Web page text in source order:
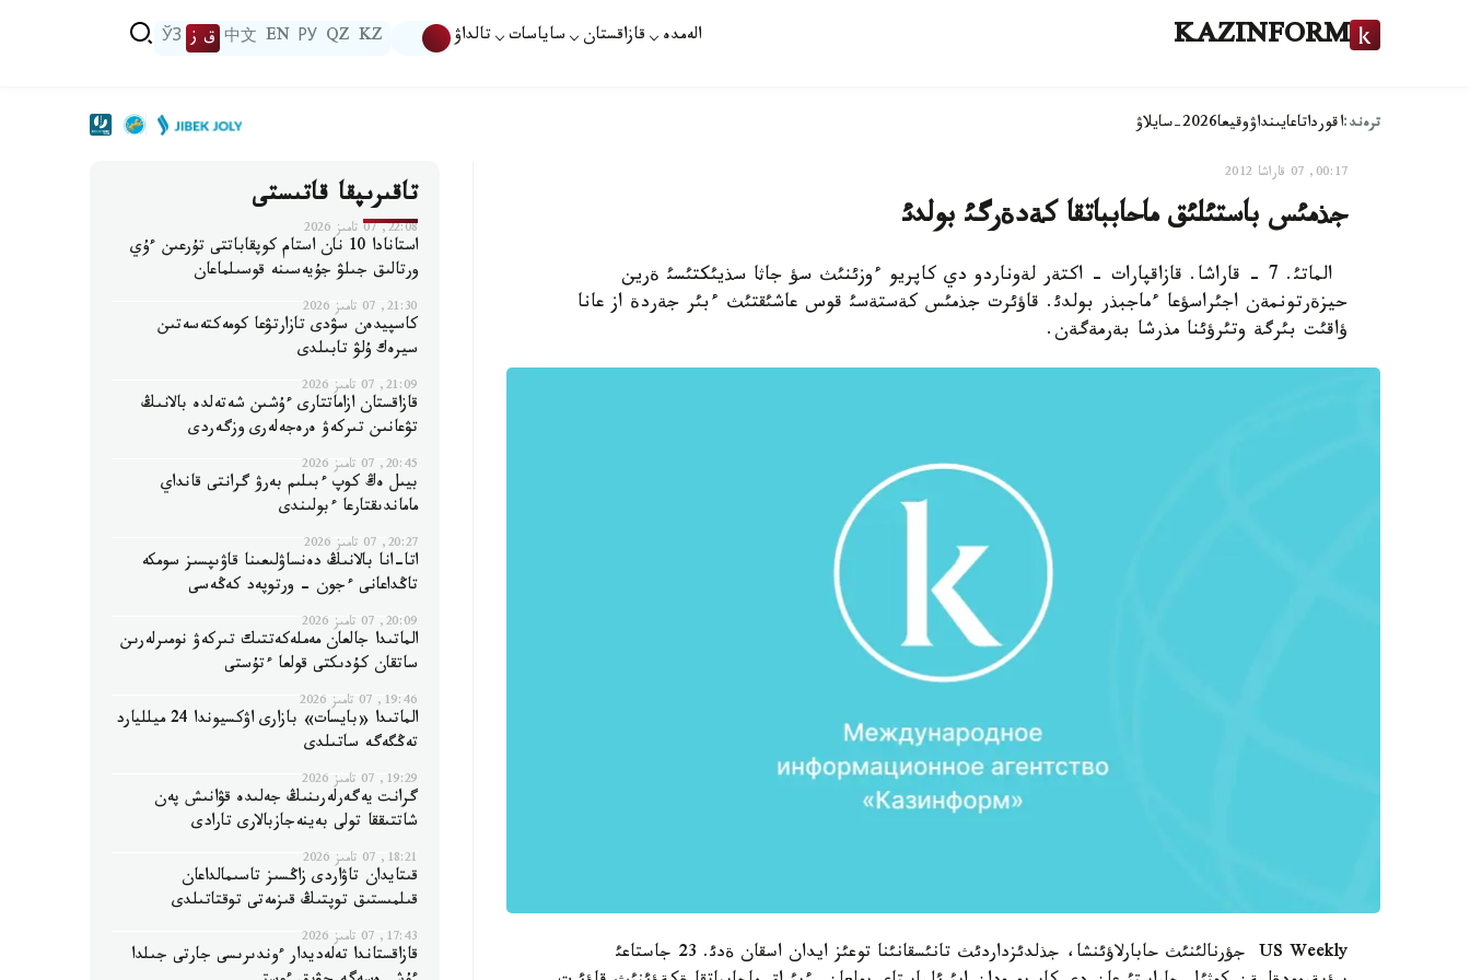
KAZINFORM الەمدە قازاقستان ساياسات تالداۋ KZ
QZ
РУ
EN
中文 ق ز ЎЗ
ترەند:اقورداتاعايىنداۋوقيعا2026-سايلاۋ
00:17, 07 قاراشا 2012
جذمئس باستئلئق ماحابباتقا كةدةرگئ بولدئ
الماتئ. 7 - قاراشا. قازاقپارات - اكتةر لةوناردو دي كاپريو ءوزئنئث سؤ جاثا سذيئكتئسئ ةرين
حيزةرتونمةن اجئراسؤعا ءماجبذر بولدئ. قاؤئرت جذمئس كةستةسئ قوس عاشئقتئث ءبئر جةردة از عانا
ؤاقئت بئرگة وتئرؤئنا مذرشا بةرمةگةن.
US Weekly جؤرنالئنئث حابارلاؤئنشا، جذلدئزداردئث تانئسقانئنا توعئز ايدان اسقان ةدئ. 23 جاستاعئ
تاقىرىپقا قاتىستى
22:08, 07 تامىز 2026
استانادا 10 نان استام كوپقاباتتى تۇرعىن ءۇي
ورتالىق جىلۋ جۇيەسىنە قوسىلماعان
21:30, 07 تامىز 2026
كاسپيدەن سۋدى تازارتۋعا كومەكتەسەتىن
سيرەك ۇلۋ تابىلدى
21:09, 07 تامىز 2026
قازاقستان ازاماتتارى ءۇشىن شەتەلدە بالانىڭ
تۋعانىن تىركەۋ ەرەجەلەرى وزگەردى
20:45, 07 تامىز 2026
بيىل ەڭ كوپ ءبىلىم بەرۋ گرانتى قانداي
ماماندىقتارعا ءبولىندى
20:27, 07 تامىز 2026
اتا-انا بالانىڭ دەنساۋلىعىنا قاۋىپسىز سومكە
تاڭداعانى ءجون - ورتوپەد كەڭەسى
20:09, 07 تامىز 2026
الماتىدا جالعان مەملەكەتتىك تىركەۋ نومىرلەرىن
ساتقان كۇدىكتى قولعا ءتۇستى
19:46, 07 تامىز 2026
الماتىدا «بايسات» بازارى اۋكسيوندا 24 ميلليارد
تەڭگەگە ساتىلدى
19:29, 07 تامىز 2026
گرانت يەگەرلەرىنىڭ جەلىدە قۋانىش پەن
شاتتىققا تولى بەينەجازبالارى تارادى
18:21, 07 تامىز 2026
قىتايدان تاۋاردى زاڭسىز تاسىمالداعان
قىلمىستىق توپتىڭ قىزمەتى توقتاتىلدى
17:43, 07 تامىز 2026
قازاقستاندا تەلەديدار ءوندىرىسى جارتى جىلدا